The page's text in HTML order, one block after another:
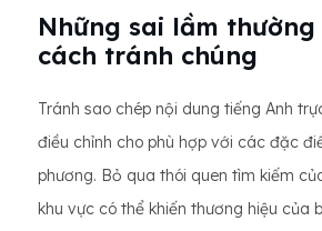
Những sai lầm
cách tránh chúng
Tránh sao chép nội dung tiếng Anh
điều chỉnh cho phù hợp với các đặc
phương. Bỏ qua thói quen tìm kiếm
khu vực có thể khiến thương hiệu của